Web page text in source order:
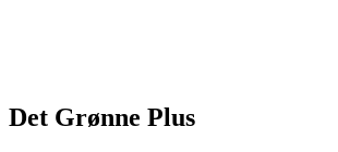
Det Grønne Plus